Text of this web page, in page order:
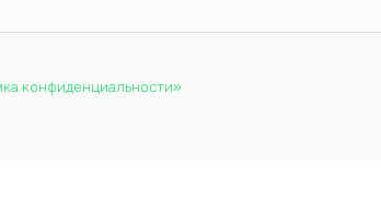
конфиденциальности»